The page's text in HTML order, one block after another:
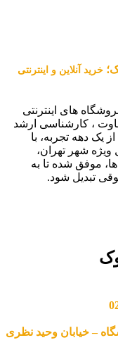
خرید آنلاین و اینترنتی
های اینترنتی
، کارشناسی ارشد
یک دهه تجربه، با
شهر تهران،
موفق شده تا به
تبدیل شود.
– خیابان وحید نظری